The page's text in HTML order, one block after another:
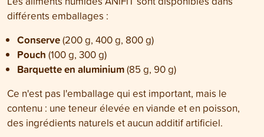
différents emballages :
Conserve(200 g, 400 g, 800 g)
Pouch (100 g, 300 g)
Barquette en aluminium(85 g, 90 g)
Ce n'est pas l'emballage qui est important, mais le
contenu : une teneur élevée en viande et en poisson,
des ingrédients naturels et aucun additif artificiel.